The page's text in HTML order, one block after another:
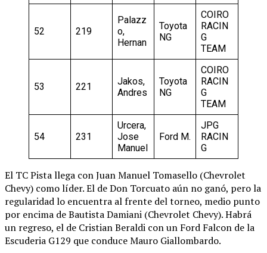
52 219
Palazz
o,
Hernan
Toyota
NG
COIRO
RACIN
G
TEAM
53 221
Jakos,
Andres
Toyota
NG
COIRO
RACIN
G
TEAM
54 231
Urcera,
Jose
Manuel
Ford M.
JPG
RACIN
G
El TC Pista llega con Juan Manuel Tomasello (Chevrolet
Chevy) como líder. El de Don Torcuato aún no ganó, pero la
regularidad lo encuentra al frente del torneo, medio punto
por encima de Bautista Damiani (Chevrolet Chevy). Habrá
un regreso, el de Cristian Beraldi con un Ford Falcon de la
Escuderia G129 que conduce Mauro Giallombardo.